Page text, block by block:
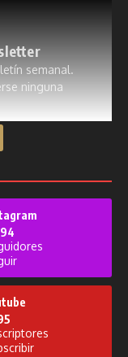
semanal.
ninguna